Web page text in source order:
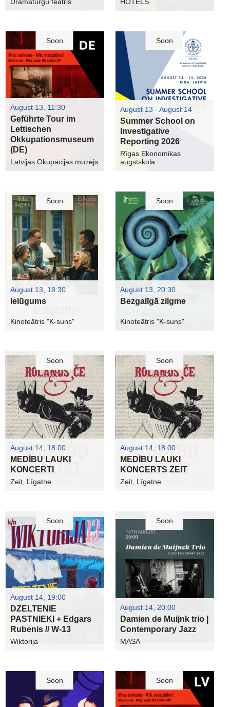
Soon
August 13, 11:30
Geführte Tour im
Lettischen
Okkupationsmuseum
(DE)
Latvijas Okupācijas muzejs
Soon
August 13 - August 14
Summer School on
Investigative
Reporting 2026
Rīgas Ekonomikas
augstskola
Soon
August 13, 18:30
Ielūgums
Kinoteātris "K-suns"
Soon
August 13, 20:30
Bezgalīgā zilgme
Kinoteātris "K-suns"
Soon
August 14, 18:00
MEDĪBU LAUKI
KONCERTI
Zeit, Līgatne
Soon
August 14, 18:00
MEDĪBU LAUKI
KONCERTS ZEIT
Zeit, Līgatne
Soon
August 14, 19:00
DZELTENIE
PASTNIEKI + Edgars
Rubenis // W-13
Wiktorija
Soon
August 14, 20:00
Damien de Muijnk trio |
Contemporary Jazz
MASA
Soon Soon